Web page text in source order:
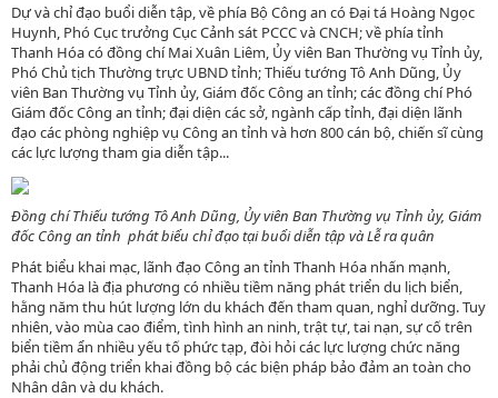
Dự và chỉ đạo buổi diễn tập, về phía Bộ Công an có Đại tá Hoàng Ngọc
Huynh, Phó Cục trưởng Cục Cảnh sát PCCC và CNCH; về phía tỉnh
Thanh Hóa có đồng chí Mai Xuân Liêm, Ủy viên Ban Thường vụ Tỉnh ủy,
Phó Chủ tịch Thường trực UBND tỉnh; Thiếu tướng Tô Anh Dũng, Ủy
viên Ban Thường vụ Tỉnh ủy, Giám đốc Công an tỉnh; các đồng chí Phó
Giám đốc Công an tỉnh; đại diện các sở, ngành cấp tỉnh, đại diện lãnh
đạo các phòng nghiệp vụ Công an tỉnh và hơn 800 cán bộ, chiến sĩ cùng
các lực lượng tham gia diễn tập...
Đồng chí Thiếu tướng Tô Anh Dũng, Ủy viên Ban Thường vụ Tỉnh ủy, Giám
đốc Công an tỉnh phát biểu chỉ đạo tại buổi diễn tập và Lễ ra quân
Phát biểu khai mạc, lãnh đạo Công an tỉnh Thanh Hóa nhấn mạnh,
Thanh Hóa là địa phương có nhiều tiềm năng phát triển du lịch biển,
hằng năm thu hút lượng lớn du khách đến tham quan, nghỉ dưỡng. Tuy
nhiên, vào mùa cao điểm, tình hình an ninh, trật tự, tai nạn, sự cố trên
biển tiềm ẩn nhiều yếu tố phức tạp, đòi hỏi các lực lượng chức năng
phải chủ động triển khai đồng bộ các biện pháp bảo đảm an toàn cho
Nhân dân và du khách.